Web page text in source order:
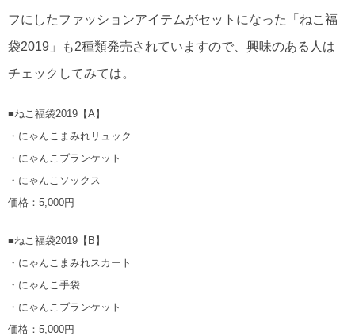
フにしたファッションアイテムがセットになった「ねこ福
袋2019」も2種類発売されていますので、興味のある人は
チェックしてみては。
■ねこ福袋2019【A】
・にゃんこまみれリュック
・にゃんこブランケット
・にゃんこソックス
価格：5,000円
■ねこ福袋2019【B】
・にゃんこまみれスカート
・にゃんこ手袋
・にゃんこブランケット
価格：5,000円